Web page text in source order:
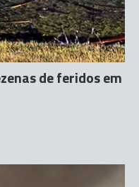
de feridos em